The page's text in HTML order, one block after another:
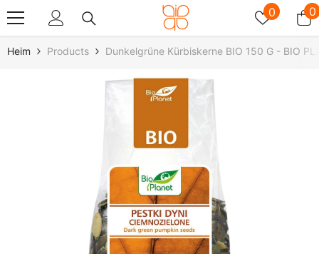
0 00
Heim Products Dunkelgrüne Kürbiskerne BIO 150 G - BIO